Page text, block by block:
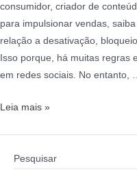
consumidor, criador de
para impulsionar vendas,
relação a desativação,
Isso porque, há muitas regras
em redes sociais. No entanto, …
Leia mais »
Pesquisar